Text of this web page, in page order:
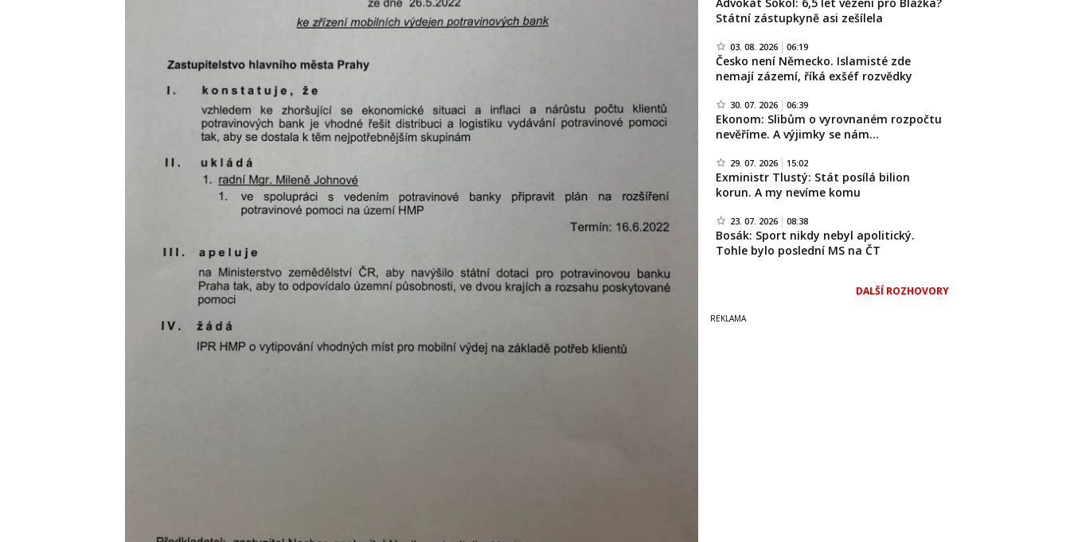
Státní zástupkyně asi zešílela
03. 08. 2026 06:19
Česko není Německo. Islamisté zde
nemají zázemí, říká exšéf rozvědky
30. 07. 2026 06:39
Ekonom: Slibům o vyrovnaném rozpočtu
nevěříme. A výjimky se nám…
29. 07. 2026 15:02
Exministr Tlustý: Stát posílá bilion
korun. A my nevíme komu
23. 07. 2026 08:38
Bosák: Sport nikdy nebyl apolitický.
Tohle bylo poslední MS na ČT
DALŠÍ ROZHOVORY